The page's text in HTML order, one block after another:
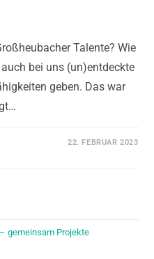
Talente? Wie
bei uns (un)entdeckte
geben. Das war
22. FEBRUAR 2023
gemeinsam Projekte